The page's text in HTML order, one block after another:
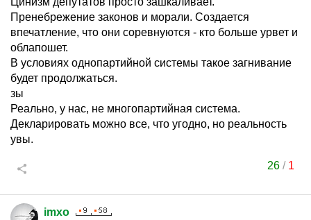
Пренебрежение законов и морали. Создается
впечатление, что они соревнуются - кто больше урвет и
облапошет.
В условиях однопартийной системы такое загнивание
будет продолжаться.
зы
Реально, у нас, не многопартийная система.
Декларировать можно все, что угодно, но реальность
увы.
26 / 1
imxo